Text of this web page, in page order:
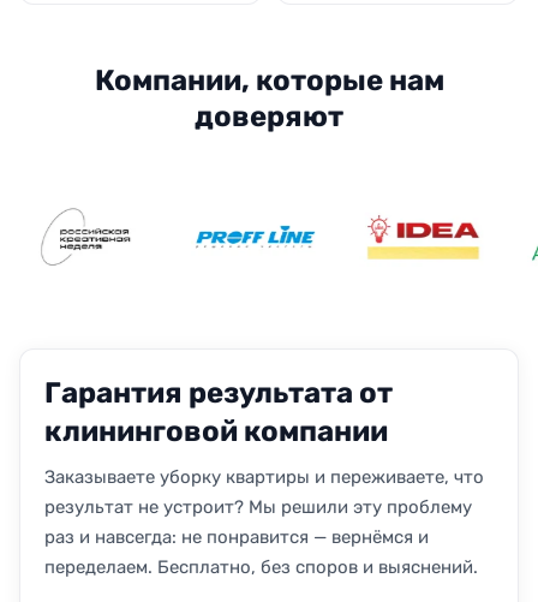
Компании, которые нам
доверяют
Гарантия результата от
клининговой компании
Заказываете уборку квартиры и переживаете, что
результат не устроит? Мы решили эту проблему
раз и навсегда: не понравится — вернёмся и
переделаем. Бесплатно, без споров и выяснений.